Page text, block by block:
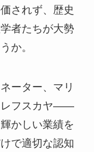
されず、歴史
者たちが大勢
か。
ーター、マリ
レフスカヤ——
かしい業績を
で適切な認知